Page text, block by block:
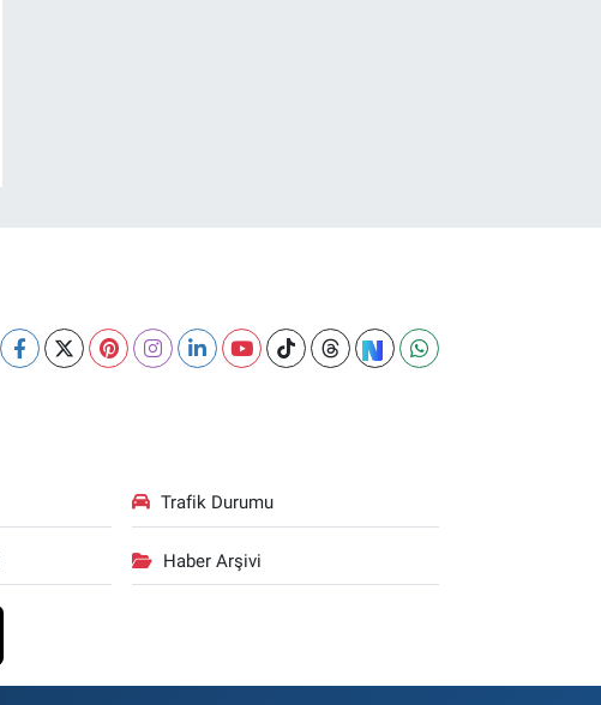
Trafik Durumu
Haber Arşivi